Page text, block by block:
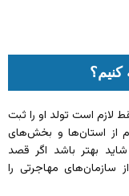
کنیم؟
لازم است تولد او را ثبت
از استان‌ها و بخش‌های
شاید بهتر باشد اگر قصد
سازمان‌های مهاجرتی را